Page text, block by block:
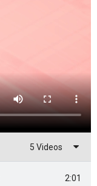
5 Videos
2:01